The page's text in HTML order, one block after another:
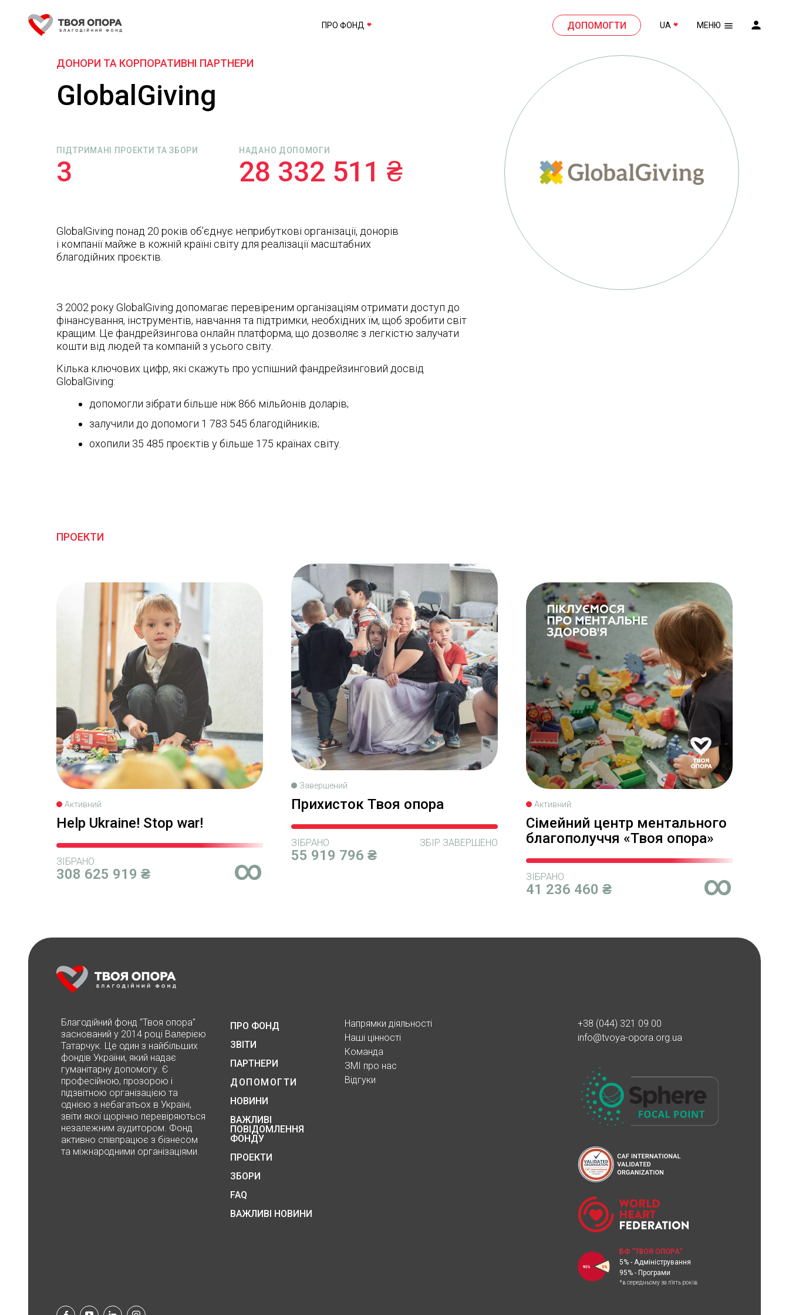
ПРО ФОНД ДОПОМОГТИ UA МЕНЮ
ДОНОРИ ТА КОРПОРАТИВНІ ПАРТНЕРИ
GlobalGiving
ПІДТРИМАНІ ПРОЕКТИ ТА ЗБОРИ
3
НАДАНО ДОПОМОГИ
28 332 511 ₴
GlobalGiving понад 20 років об’єднує неприбуткові організації, донорів
і компанії майже в кожній країні світу для реалізації масштабних
благодійних проєктів.
З 2002 року GlobalGiving допомагає перевіреним організаціям отримати доступ до
фінансування, інструментів, навчання та підтримки, необхідних їм, щоб зробити світ
кращим. Це фандрейзингова онлайн платформа, що дозволяє з легкістю залучати
кошти від людей та компаній з усього світу.
Кілька ключових цифр, які скажуть про успішний фандрейзинговий досвід
GlobalGiving:
допомогли зібрати більше ніж 866 мільйонів доларів;
залучили до допомоги 1 783 545 благодійників;
охопили 35 485 проєктів у більше 175 країнах світу.
ПРОЕКТИ
Активний
Help Ukraine! Stop war!
ЗІБРАНО
308 625 919 ₴ ∞
Завершений
Прихисток Твоя опора
ЗІБРАНО
55 919 796 ₴
ЗБІР ЗАВЕРШЕНО
Активний
Сімейний центр ментального
благополуччя «Твоя опора»
ЗІБРАНО
41 236 460 ₴ ∞
+38 (044) 321 09 00
info@tvoya-opora.org.ua
ПРО ФОНД
Напрямки діяльності
Наші цінності
Команда
ЗМІ про нас
Відгуки
ЗВІТИ
ПАРТНЕРИ
ДОПОМОГТИ
НОВИНИ
ВАЖЛИВІ
ПОВІДОМЛЕННЯ
ФОНДУ
ПРОЕКТИ
ЗБОРИ
FAQ
ВАЖЛИВІ НОВИНИ
Благодійний фонд "Твоя опора"
заснований у 2014 році Валерією
Татарчук. Це один з найбільших
фондів України, який надає
гуманітарну допомогу. Є
професійною, прозорою і
підзвітною організацією та
однією з небагатьох в Україні,
звіти якої щорічно перевіряються
незалежним аудитором. Фонд
активно співпрацює з бізнесом
та міжнародними організаціями.
БФ "ТВОЯ ОПОРА"
5% - Адміністрування
95% - Програми
*в середньому за п'ять років